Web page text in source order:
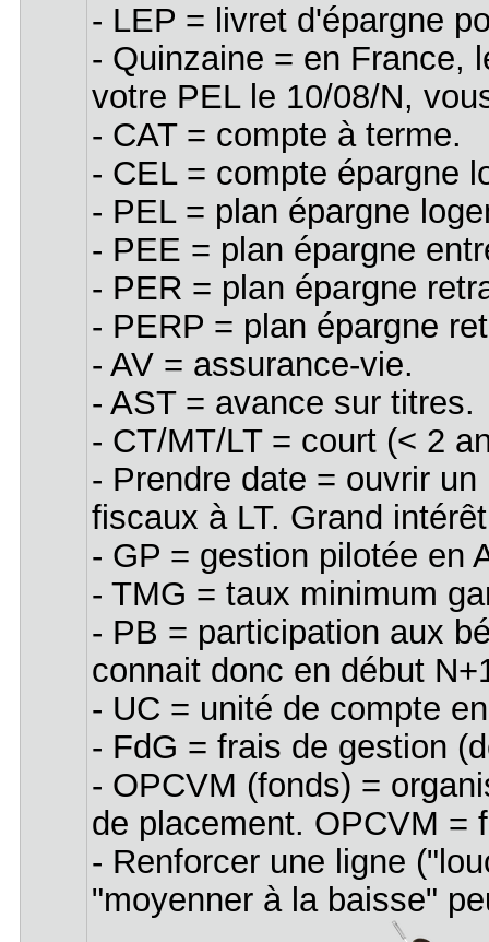
- LEP = livret d'épargne
- Quinzaine = en France,
votre PEL le 10/08/N,
- CAT = compte à terme.
- CEL = compte épargne
- PEL = plan épargne
- PEE = plan épargne
- PER = plan épargne
- PERP = plan épargne
- AV = assurance-vie.
- AST = avance sur titres.
- CT/MT/LT = court (< 2
- Prendre date = ouvrir
fiscaux à LT. Grand
- GP = gestion pilotée en
- TMG = taux minimum
- PB = participation aux
connait donc en début
- UC = unité de compte
- FdG = frais de gestion
- OPCVM (fonds) =
de placement. OPCVM =
- Renforcer une ligne
"moyenner à la baisse"